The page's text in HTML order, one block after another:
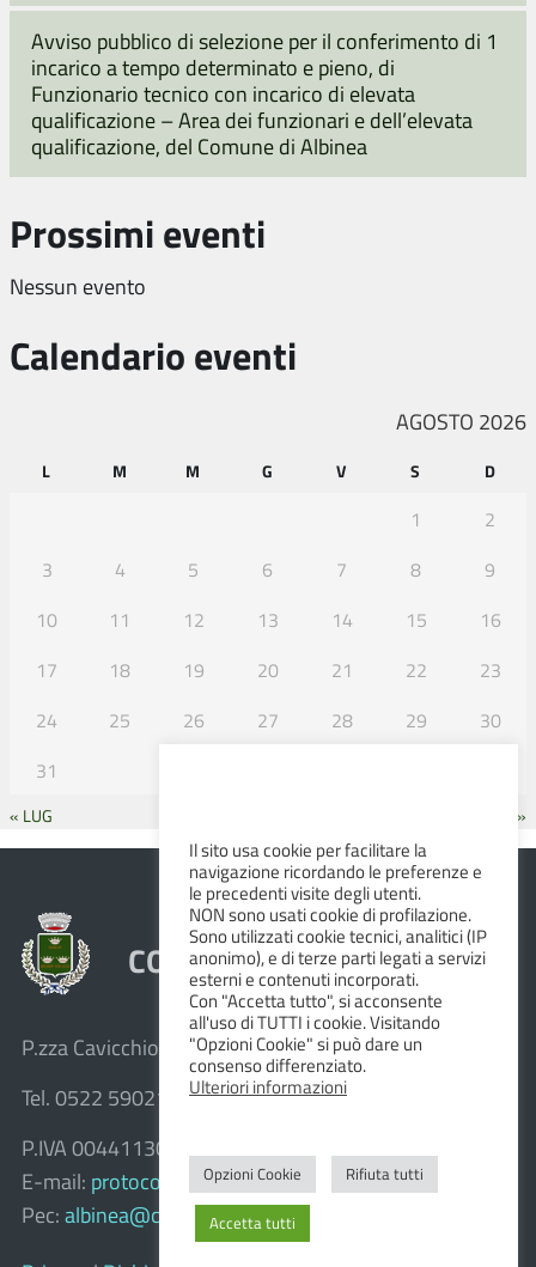
Avviso pubblico di selezione per il conferimento di 1
incarico a tempo determinato e pieno, di
Funzionario tecnico con incarico di elevata
qualificazione – Area dei funzionari e dell’elevata
qualificazione, del Comune di Albinea
Prossimi eventi
Nessun evento
Calendario eventi
AGOSTO 2026
L M M G V S D
1
2
3
4 5 6 7 8
9
10
11 12 13 14 15
16
17
18 19 20 21 22
23
24
25 26 27 28 29
30
31
« LUG SET »
COMUNE DI ALBINEA
P.zza Cavicchioni, 8 – 42020 Albinea (R.E.)
Tel. 0522 590211 – Fax 0522 590236
P.IVA 00441130358
E-mail: protocollo@comune.albinea.re.it
Pec: albinea@cert.provincia.re.it
Il sito usa cookie per facilitare la
navigazione ricordando le preferenze e
le precedenti visite degli utenti.
NON sono usati cookie di profilazione.
Sono utilizzati cookie tecnici, analitici (IP
anonimo), e di terze parti legati a servizi
esterni e contenuti incorporati.
Con "Accetta tutto", si acconsente
all'uso di TUTTI i cookie. Visitando
"Opzioni Cookie" si può dare un
consenso differenziato.
Ulteriori informazioni
Opzioni Cookie Rifiuta tutti
Accetta tutti